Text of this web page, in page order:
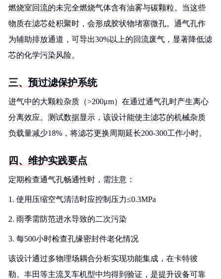
燃烧室回流的未完全燃烧气体含有油雾与碳颗粒。当这些
物质在滤芯处积聚时，会形成胶状物堵塞微孔。通气孔作
为辅助排放通道，可导出30%以上的回流废气，显著降低滤
芯的化学污染风险。
三、预过滤保护系统
进气中的大颗粒杂质（>200μm）在通过通气孔时产生离心
分离效应。测试数据显示，该设计能使主滤芯的机械杂质
负载量减少18%，将滤芯更换周期延长200-300工作小时。
四、维护实践要点
定期检查通气孔畅通性时，需注意：
1. 使用压缩空气清洁时应控制压力≤0.3MPa
2. 雨季需防范进水导致的二次污染
3. 每500小时检查孔缘密封件老化情况
该设计通过多物理场耦合分析实现功能集成，在卡特彼
勒、丰田等主流叉车机型中均得到验证，是提升设备可靠